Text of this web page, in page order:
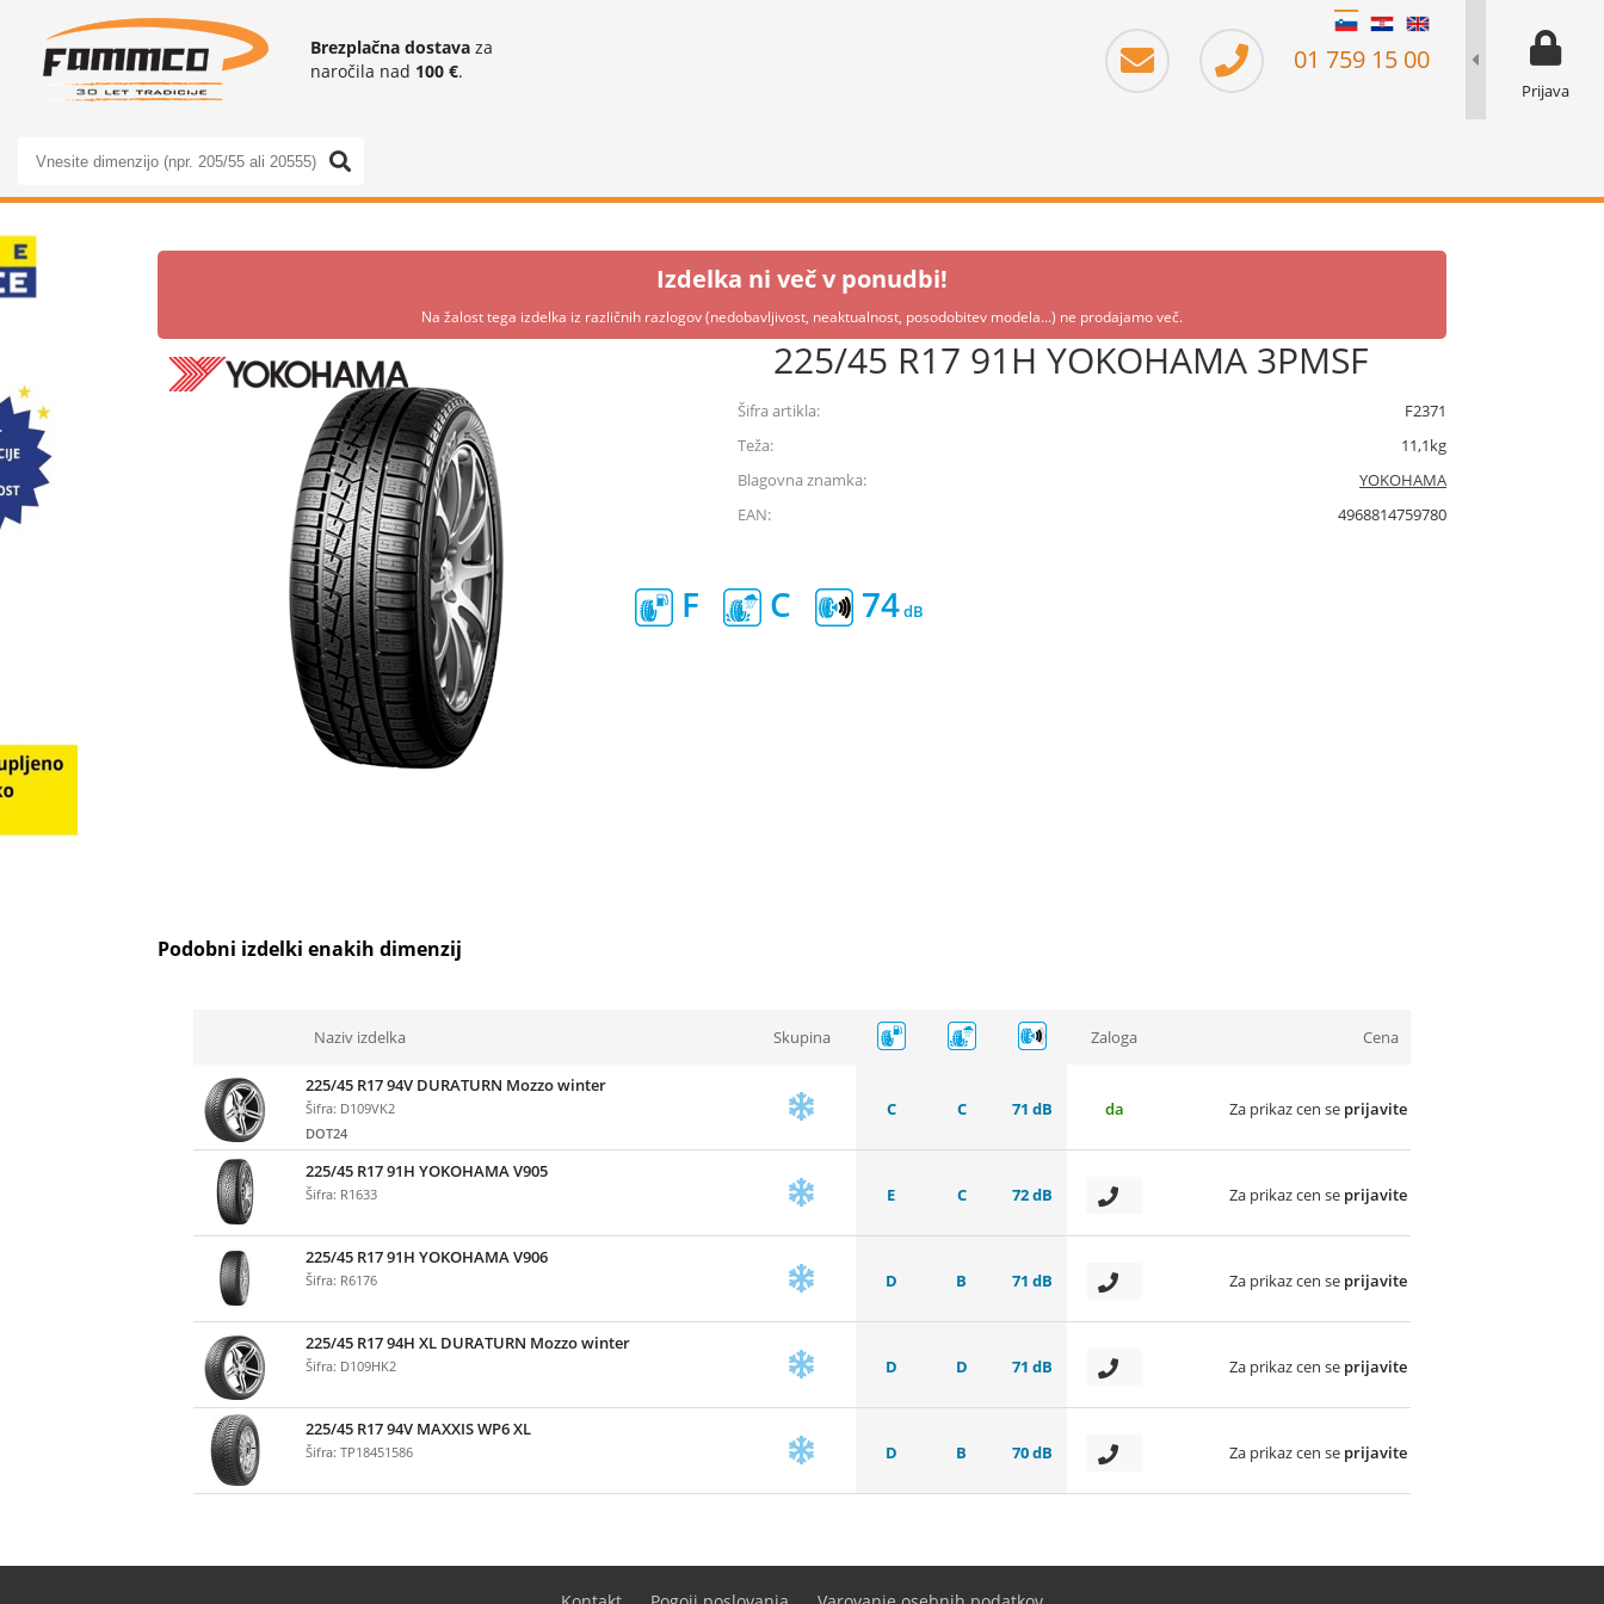
01 759 15 00
prikaz za
Prijava
Brezplačna dostava za
naročila nad 100 €.
Izdelka ni več v ponudbi!
Na žalost tega izdelka iz različnih razlogov (nedobavljivost, neaktualnost, posodobitev modela...) ne prodajamo več.
225/45 R17 91H YOKOHAMA 3PMSF
Šifra artikla:
F2371
Teža:
11,1kg
Blagovna znamka:
YOKOHAMA
EAN:
4968814759780
F C 74
Podobni izdelki enakih dimenzij
Naziv izdelka Skupina Zaloga Cena
225/45 R17 94V DURATURN Mozzo winter
Šifra: D109VK2
DOT24
C C 71 dB da Za prikaz cen se prijavite
225/45 R17 91H YOKOHAMA V905
Šifra: R1633 E C 72 dB Za prikaz cen se prijavite
225/45 R17 91H YOKOHAMA V906
Šifra: R6176 D B 71 dB Za prikaz cen se prijavite
225/45 R17 94H XL DURATURN Mozzo winter
Šifra: D109HK2 D D 71 dB Za prikaz cen se prijavite
225/45 R17 94V MAXXIS WP6 XL
Šifra: TP18451586 D B 70 dB Za prikaz cen se prijavite